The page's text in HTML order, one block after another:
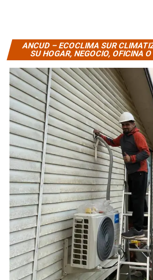
ANCUD – ECOCLIMA SUR
SU HOGAR, NEGOCIO, OFICINA